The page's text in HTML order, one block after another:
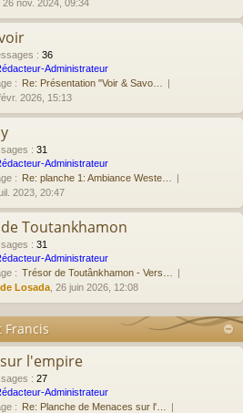
, 26 nov. 2024, 09:34
: 36
Administrateur
: Re: Présentation "Voir & Savo…
févr. 2026, 15:13
: 31
Administrateur
: Re: planche 1: Ambiance Weste…
2023, 20:47
Toutankhamon
: 31
Administrateur
: Trésor de Toutânkhamon - Vers…
Losada , 26 juin 2026, 12:08
Francis
l'empire
: 27
Administrateur
: Re: Planche de Menaces sur l'…